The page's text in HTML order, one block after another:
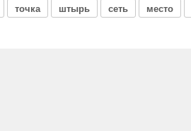
точка штырь сеть место